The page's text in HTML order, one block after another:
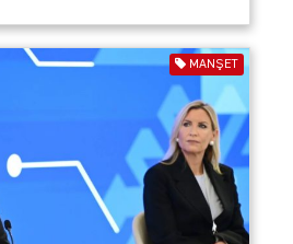
MANŞET